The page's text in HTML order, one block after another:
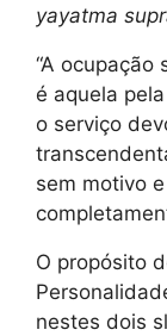
yayatma
“A ocupação
é aquela
o serviço
sem motivo
O propósito
nestes dois